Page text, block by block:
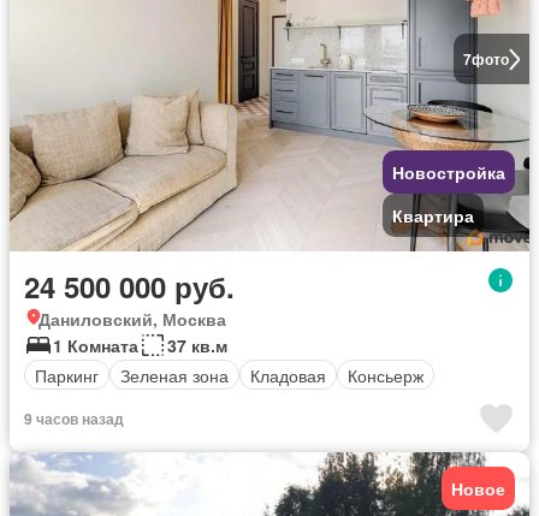
7фото
Новостройка
Квартира
24 500 000 руб.
Даниловский, Москва
1 Комната
37 кв.м
Паркинг
Зеленая зона Кладовая Консьерж
9 часов назад
Новое